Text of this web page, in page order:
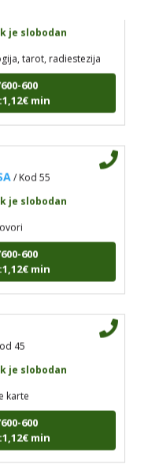
tarot, radiestezija
600
min
600
min
600
min